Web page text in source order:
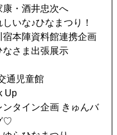
康・酒井忠次へ
しいな♪ひなまつり！
宿本陣資料館連携企画
なさま出張展示
通児童館
Up
ンタイン企画 きゅんバ
♡